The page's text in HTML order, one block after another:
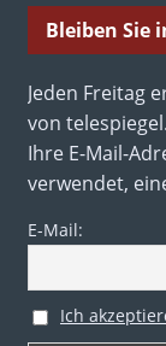
Bleiben Sie
Jeden Freitag
von
Ihre E-Mail-
verwendet,
E-Mail:
Ich